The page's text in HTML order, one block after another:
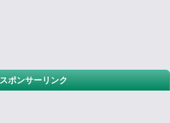
スポンサーリンク